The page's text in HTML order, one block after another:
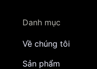
Danh mục
Về chúng tôi
Sản phẩm